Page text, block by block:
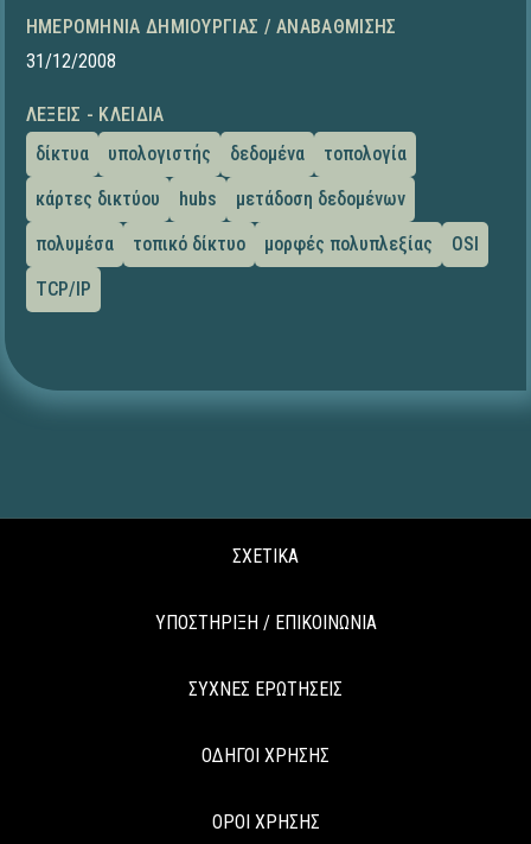
ΗΜΕΡΟΜΗΝΊΑ ΔΗΜΙΟΥΡΓΊΑΣ / ΑΝΑΒΆΘΜΙΣΗΣ
31/12/2008
ΛΈΞΕΙΣ - ΚΛΕΙΔΙΆ
δίκτυα
υπολογιστής δεδομένα
τοπολογία
κάρτες δικτύου
hubs
μετάδοση δεδομένων
πολυμέσα
τοπικό δίκτυο μορφές πολυπλεξίας
OSI
TCP/IP
ΣΧΕΤΙΚΑ
ΥΠΟΣΤΗΡΙΞΗ / ΕΠΙΚΟΙΝΩΝΙΑ
ΣΥΧΝΕΣ ΕΡΩΤΗΣΕΙΣ
ΟΔΗΓΟΙ ΧΡΗΣΗΣ
ΟΡΟΙ ΧΡΗΣΗΣ